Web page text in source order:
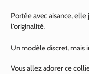
Portée avec aisance,
l’originalité.
Un modèle discret, mais
Vous allez adorer ce